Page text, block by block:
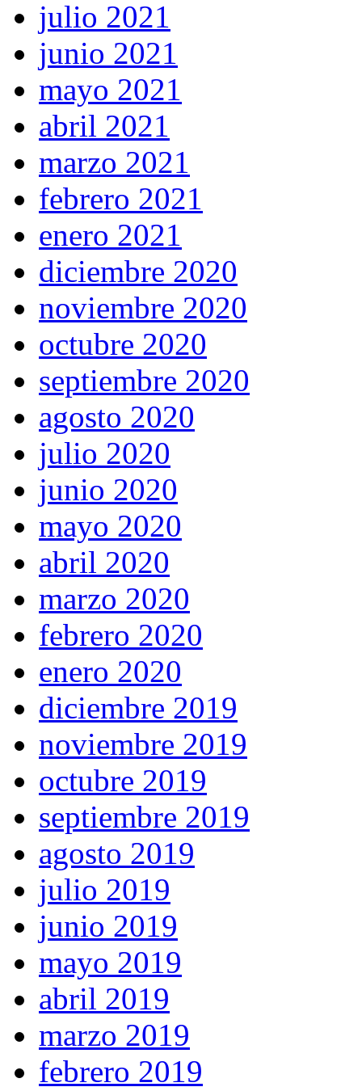
julio 2021
junio 2021
mayo 2021
abril 2021
marzo 2021
febrero 2021
enero 2021
diciembre 2020
noviembre 2020
octubre 2020
septiembre 2020
agosto 2020
julio 2020
junio 2020
mayo 2020
abril 2020
marzo 2020
febrero 2020
enero 2020
diciembre 2019
noviembre 2019
octubre 2019
septiembre 2019
agosto 2019
julio 2019
junio 2019
mayo 2019
abril 2019
marzo 2019
febrero 2019